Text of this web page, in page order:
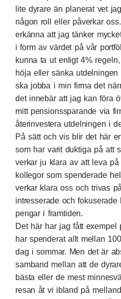
lite dyrare än planerat vet
någon roll eller påverkar
erkänna att jag tänker
i form av värdet på vår
kunna ta ut enligt 4%
höja eller sänka
ska jobba i min firma det
det innebär att jag kan föra
mitt pensionssparande via
återinvestera utdelningen i
På sätt och vis blir det här
som har varit duktiga på att
verkar ju klara av att leva
kollegor som spenderade
verkar klara oss och trivas
intresserade och
pengar i framtiden.
Det här har jag fått exempel
har spenderat allt mellan
dag i sommar. Men det är
samband mellan att de
bästa eller de mest
resan åt vi ibland på